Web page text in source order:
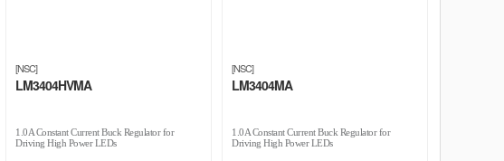
[NSC]
LM3404HVMA
1.0A Constant Current Buck Regulator for
Driving High Power LEDs
[NSC]
LM3404MA
1.0A Constant Current Buck Regulator for
Driving High Power LEDs